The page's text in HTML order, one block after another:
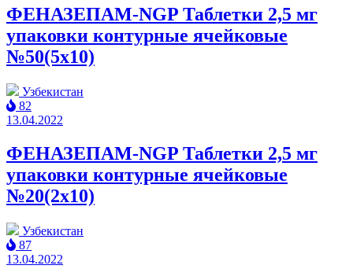
ФЕНАЗЕПАМ-NGP Таблетки 2,5 мг
упаковки контурные ячейковые
№50(5x10)
Узбекистан
82
13.04.2022
ФЕНАЗЕПАМ-NGP Таблетки 2,5 мг
упаковки контурные ячейковые
№20(2x10)
Узбекистан
87
13.04.2022